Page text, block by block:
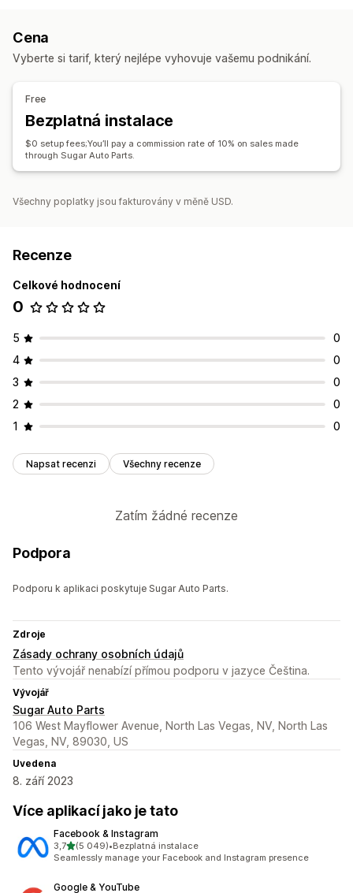
Cena
Vyberte si tarif, který nejlépe vyhovuje vašemu podnikání.
Free
Bezplatná instalace
$0 setup fees;You’ll pay a commission rate of 10% on sales made
through Sugar Auto Parts.
Všechny poplatky jsou fakturovány v měně USD.
Recenze
Celkové hodnocení
0
5
0
4
0
3
0
2
0
1
0
Napsat recenzi Všechny recenze
Zatím žádné recenze
Podpora
Podporu k aplikaci poskytuje Sugar Auto Parts.
Zdroje
Zásady ochrany osobních údajů
Tento vývojář nenabízí přímou podporu v jazyce Čeština.
Vývojář
Sugar Auto Parts
106 West Mayflower Avenue, North Las Vegas, NV, North Las
Vegas, NV, 89030, US
Uvedena
8. září 2023
Více aplikací jako je tato
Facebook & Instagram
3,7z 5 hvězd
(5 049)
Celkový počet recenzí: 5049
•Bezplatná instalace
Seamlessly manage your Facebook and Instagram presence
Google & YouTube